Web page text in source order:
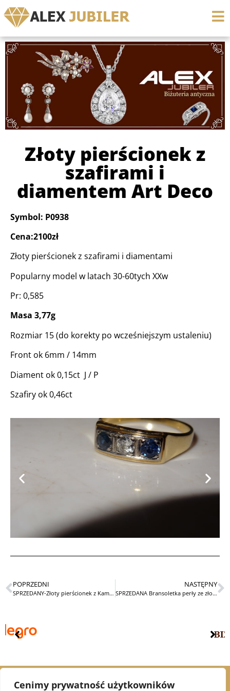
Cenimy prywatność użytkowników
Złoty pierścionek z
szafirami i
diamentem Art Deco
Symbol: P0938
Cena:2100zł
Złoty pierścionek z szafirami i diamentami
Popularny model w latach 30-60tych XXw
Pr: 0,585
Masa 3,77g
Rozmiar 15 (do korekty po wcześniejszym ustaleniu)
Front ok 6mm / 14mm
Diament ok 0,15ct J / P
Szafiry ok 0,46ct
POPRZEDNI
SPRZEDANY-Złoty pierścionek z Kameą i emalią
NASTĘPNY
SPRZEDANA Bransoletka perły ze złotem